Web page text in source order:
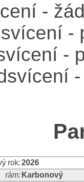
-
-
-
rok:2026
rám: Karbonový